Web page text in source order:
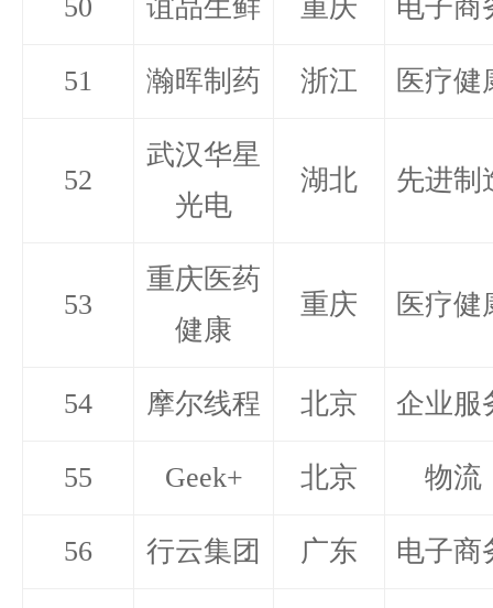
50 谊品生鲜 重庆 电子商
51 瀚晖制药 浙江 医疗健
52
武汉华星
光电
湖北 先进制
53
重庆医药
健康
重庆 医疗健
54 摩尔线程 北京 企业服
55 Geek+ 北京 物流
56 行云集团 广东 电子商